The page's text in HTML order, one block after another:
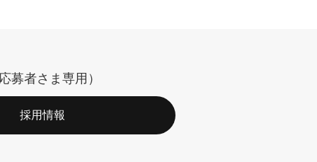
募者さま専用）
採用情報